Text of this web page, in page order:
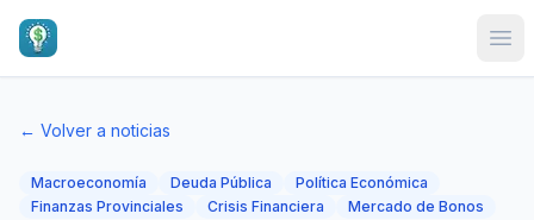
← Volver a noticias
Macroeconomía Deuda Pública
Política Económica
Finanzas Provinciales
Crisis Financiera Mercado de Bonos